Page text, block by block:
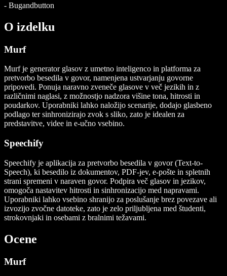
- Bugandbutton
O izdelku
Murf
Murf je generator glasov z umetno inteligenco in platforma za
pretvorbo besedila v govor, namenjena ustvarjanju govorne
pripovedi. Ponuja naravno zveneče glasove v več jezikih in z
različnimi naglasi, z možnostjo nadzora višine tona, hitrosti in
poudarkov. Uporabniki lahko naložijo scenarije, dodajo glasbeno
podlago ter sinhronizirajo zvok s sliko, zato je idealen za
predstavitve, videe in e-učno vsebino.
Speechify
Speechify je aplikacija za pretvorbo besedila v govor (Text-to-
Speech), ki besedilo iz dokumentov, PDF-jev, e-pošte in spletnih
strani spremeni v naraven govor. Podpira več glasov in jezikov,
omogoča nastavitev hitrosti in sinhronizacijo med napravami.
Uporabniki lahko vsebino shranijo za poslušanje brez povezave ali
izvozijo zvočne datoteke, zato je zelo priljubljena med študenti,
strokovnjaki in osebami z bralnimi težavami.
Ocene
Murf